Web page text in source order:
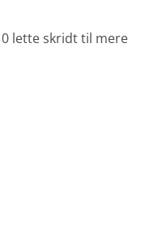
lette skridt til mere